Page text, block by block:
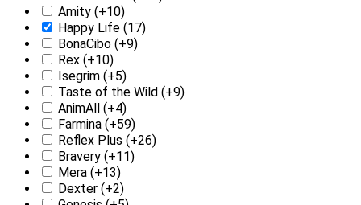
Amity (+10)
Happy Life (17)
BonaCibo (+9)
Rex (+10)
Isegrim (+5)
Taste of the Wild (+9)
AnimAll (+4)
Farmina (+59)
Reflex Plus (+26)
Bravery (+11)
Mera (+13)
Dexter (+2)